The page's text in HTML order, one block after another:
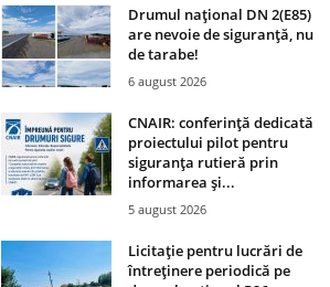
Drumul național DN 2(E85)
are nevoie de siguranță, nu
de tarabe!
6 august 2026
CNAIR: conferință dedicată
proiectului pilot pentru
siguranța rutieră prin
informarea și...
5 august 2026
Licitație pentru lucrări de
întreținere periodică pe